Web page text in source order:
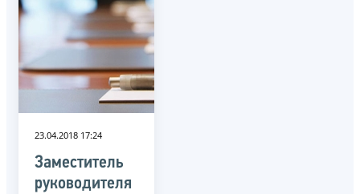
23.04.2018 17:24
Заместитель
руководителя